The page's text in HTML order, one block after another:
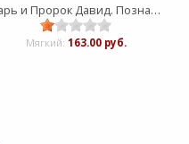
Царь и Пророк Давид. Познавательная книга-раскраска
Мягкий: 163.00 руб.